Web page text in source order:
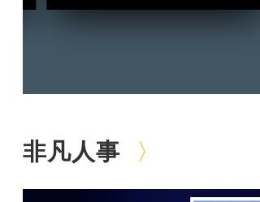
非凡人事